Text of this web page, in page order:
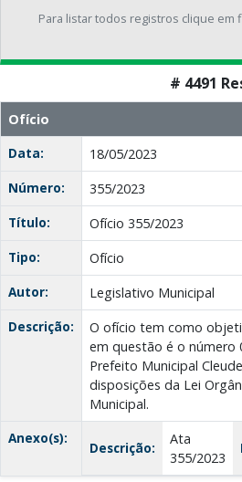
Para listar todos registros clique em
# 4491
Ofício
Data:
18/05/2023
Número:
355/2023
Título:
Ofício 355/2023
Tipo:
Ofício
Autor:
Legislativo Municipal
Descrição:
O ofício tem como
em questão é o número
Prefeito Municipal
disposições da Lei
Municipal.
Anexo(s):
Descrição:
Ata
355/2023